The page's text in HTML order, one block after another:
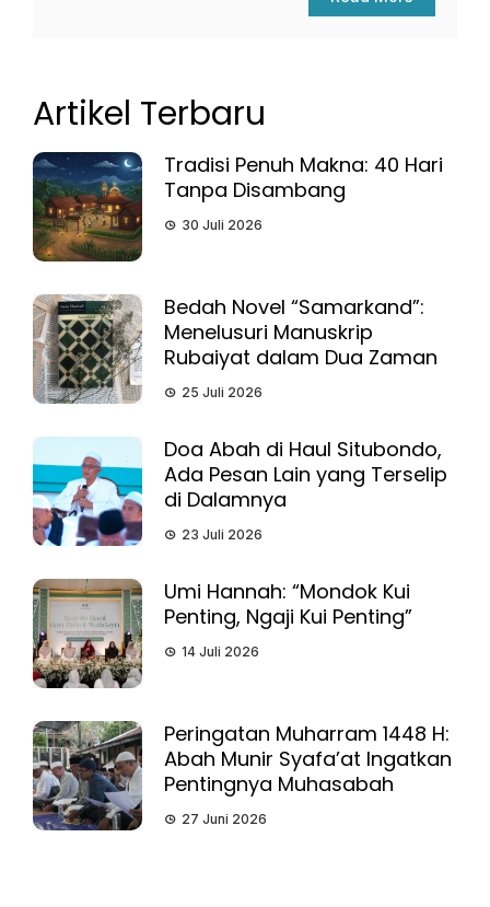
Artikel Terbaru
Tradisi Penuh Makna: 40 Hari
Tanpa Disambang
30 Juli 2026
Bedah Novel “Samarkand”:
Menelusuri Manuskrip
Rubaiyat dalam Dua Zaman
25 Juli 2026
Doa Abah di Haul Situbondo,
Ada Pesan Lain yang Terselip
di Dalamnya
23 Juli 2026
Umi Hannah: “Mondok Kui
Penting, Ngaji Kui Penting”
14 Juli 2026
Peringatan Muharram 1448 H:
Abah Munir Syafa’at Ingatkan
Pentingnya Muhasabah
27 Juni 2026